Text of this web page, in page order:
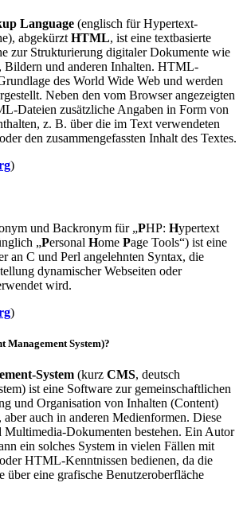
Language (englisch für Hypertext-
abgekürzt HTML, ist eine textbasierte
zur Strukturierung digitaler Dokumente wie
Bildern und anderen Inhalten. HTML-
des World Wide Web und werden
Neben den vom Browser angezeigten
Dateien zusätzliche Angaben in Form von
z. B. über die im Text verwendeten
den zusammengefassten Inhalt des Textes.
)
und Backronym für „PHP: Hypertext
„Personal Home Page Tools“) ist eine
an C und Perl angelehnten Syntax, die
dynamischer Webseiten oder
wird.
)
Management System)?
System (kurz CMS, deutsch
ist eine Software zur gemeinschaftlichen
und Organisation von Inhalten (Content)
aber auch in anderen Medienformen. Diese
Multimedia-Dokumenten bestehen. Ein Autor
ein solches System in vielen Fällen mit
HTML-Kenntnissen bedienen, da die
über eine grafische Benutzeroberfläche